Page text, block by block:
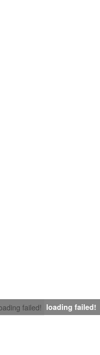
failed! loading failed!